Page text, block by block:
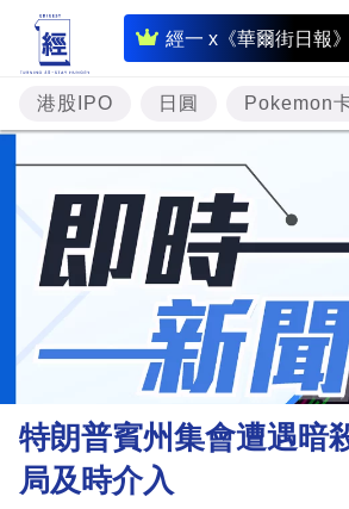
經一 x《華爾街日報》
即
時
財
經
專
題
投
資
樓
市
財
商
港股IPO 日圓 Pokemon
特朗普賓州集會遭遇暗
局及時介入